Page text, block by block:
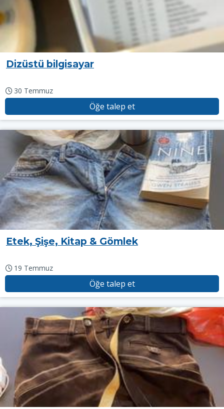
Dizüstü bilgisayar
30 Temmuz
Öğe talep et
Etek, Şişe, Kitap & Gömlek
19 Temmuz
Öğe talep et